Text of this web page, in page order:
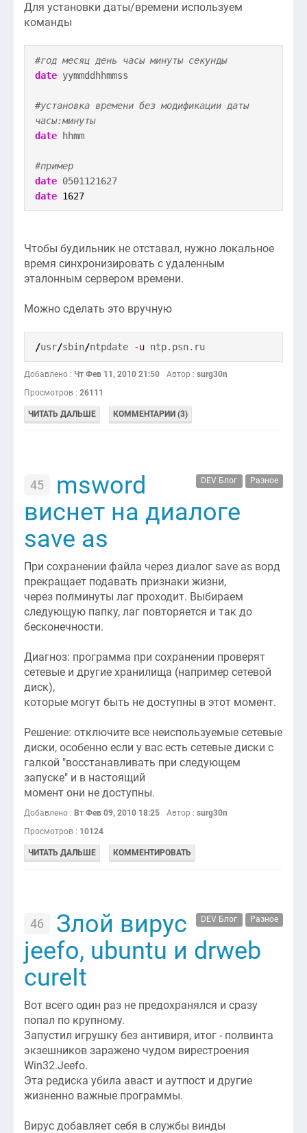
Для установки даты/времени используем
команды
#год месяц день часы минуты секунды
date yymmddhhmmss
#установка времени без модификации даты
часы:минуты
date hhmm
#пример
date 0501121627
date 1627
Чтобы будильник не отставал, нужно локальное
время синхронизировать с удаленным
эталонным сервером времени.
Можно сделать это вручную
/usr/sbin/ntpdate -u ntp.psn.ru
Добавлено : Чт Фев 11, 2010 21:50 Автор : surg30n
Просмотров : 26111
ЧИТАТЬ ДАЛЬШЕ КОММЕНТАРИИ (3)
DEV Блог Разное
45
msword
виснет на диалоге
save as
При сохранении файла через диалог save as ворд
прекращает подавать признаки жизни,
через полминуты лаг проходит. Выбираем
следующую папку, лаг повторяется и так до
бесконечности.
Диагноз: программа при сохранении проверят
сетевые и другие хранилища (например сетевой
диск),
которые могут быть не доступны в этот момент.
Решение: отключите все неиспользуемые сетевые
диски, особенно если у вас есть сетевые диски с
галкой "восстанавливать при следующем
запуске" и в настоящий
момент они не доступны.
Добавлено : Вт Фев 09, 2010 18:25 Автор : surg30n
Просмотров : 10124
ЧИТАТЬ ДАЛЬШЕ КОММЕНТИРОВАТЬ
DEV Блог Разное
46
Злой вирус
jeefo, ubuntu и drweb
cureIt
Вот всего один раз не предохранялся и сразу
попал по крупному.
Запустил игрушку без антивиря, итог - полвинта
экзешников заражено чудом вирестроения
Win32.Jeefo.
Эта редиска убила аваст и аутпост и другие
жизненно важные программы.
Вирус добавляет себя в службы винды